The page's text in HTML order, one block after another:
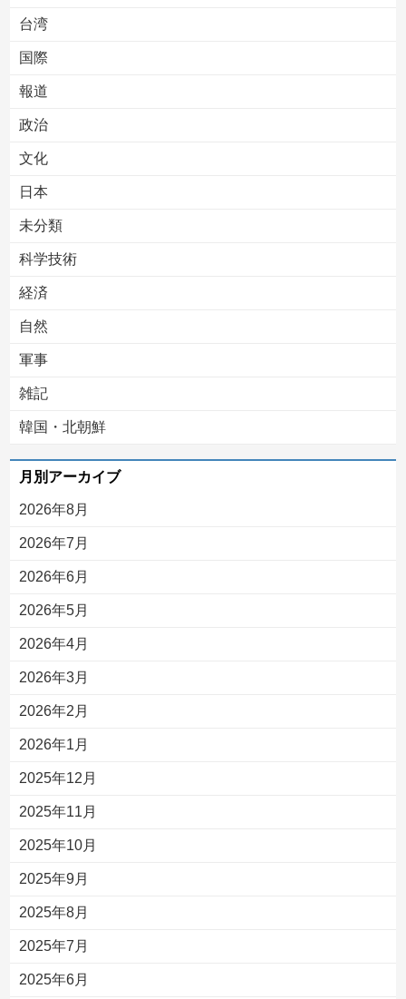
台湾
国際
報道
政治
文化
日本
未分類
科学技術
経済
自然
軍事
雑記
韓国・北朝鮮
月別アーカイブ
2026年8月
2026年7月
2026年6月
2026年5月
2026年4月
2026年3月
2026年2月
2026年1月
2025年12月
2025年11月
2025年10月
2025年9月
2025年8月
2025年7月
2025年6月